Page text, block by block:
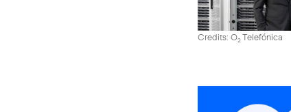
Credits: O2Telefónica